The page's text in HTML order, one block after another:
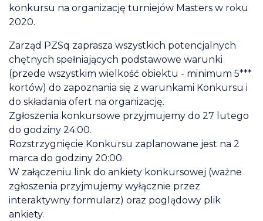
konkursu na organizację turniejów Masters w roku
2020.
Zarząd PZSq zaprasza wszystkich potencjalnych
chętnych spełniających podstawowe warunki
(przede wszystkim wielkość obiektu - minimum 5***
kortów) do zapoznania się z warunkami Konkursu i
do składania ofert na organizację.
Zgłoszenia konkursowe przyjmujemy do 27 lutego
do godziny 24:00.
Rozstrzygnięcie Konkursu zaplanowane jest na 2
marca do godziny 20:00.
W załączeniu link do ankiety konkursowej (ważne
zgłoszenia przyjmujemy wyłącznie przez
interaktywny formularz) oraz poglądowy plik
ankiety.